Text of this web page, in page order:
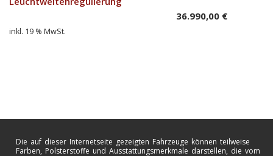
36.990,00 €
inkl. 19 % MwSt.
Die auf dieser Internetseite gezeigten Fahrzeuge können teilweise
Farben, Polsterstoffe und Ausstattungsmerkmale darstellen, die vom